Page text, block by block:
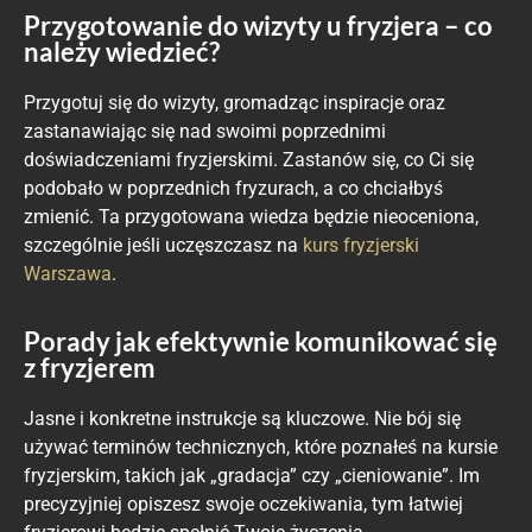
Przygotowanie do wizyty u fryzjera – co
należy wiedzieć?
Przygotuj się do wizyty, gromadząc inspiracje oraz
zastanawiając się nad swoimi poprzednimi
doświadczeniami fryzjerskimi. Zastanów się, co Ci się
podobało w poprzednich fryzurach, a co chciałbyś
zmienić. Ta przygotowana wiedza będzie nieoceniona,
szczególnie jeśli uczęszczasz na kurs fryzjerski
Warszawa.
Porady jak efektywnie komunikować się
z fryzjerem
Jasne i konkretne instrukcje są kluczowe. Nie bój się
używać terminów technicznych, które poznałeś na kursie
fryzjerskim, takich jak „gradacja” czy „cieniowanie”. Im
precyzyjniej opiszesz swoje oczekiwania, tym łatwiej